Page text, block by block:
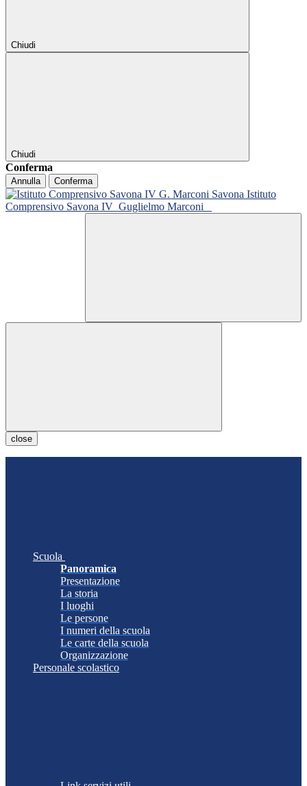
Chiudi
Chiudi
Conferma
Annulla Conferma
Istituto
Comprensivo Savona IV Guglielmo Marconi
close
Scuola
Panoramica
Presentazione
La storia
I luoghi
Le persone
I numeri della scuola
Le carte della scuola
Organizzazione
Personale scolastico